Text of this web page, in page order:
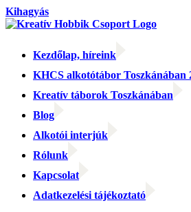
Kihagyás
Kezdőlap, híreink
KHCS alkotótábor Toszkánában
Kreatív táborok Toszkánában
Blog
Alkotói interjúk
Rólunk
Kapcsolat
Adatkezelési tájékoztató